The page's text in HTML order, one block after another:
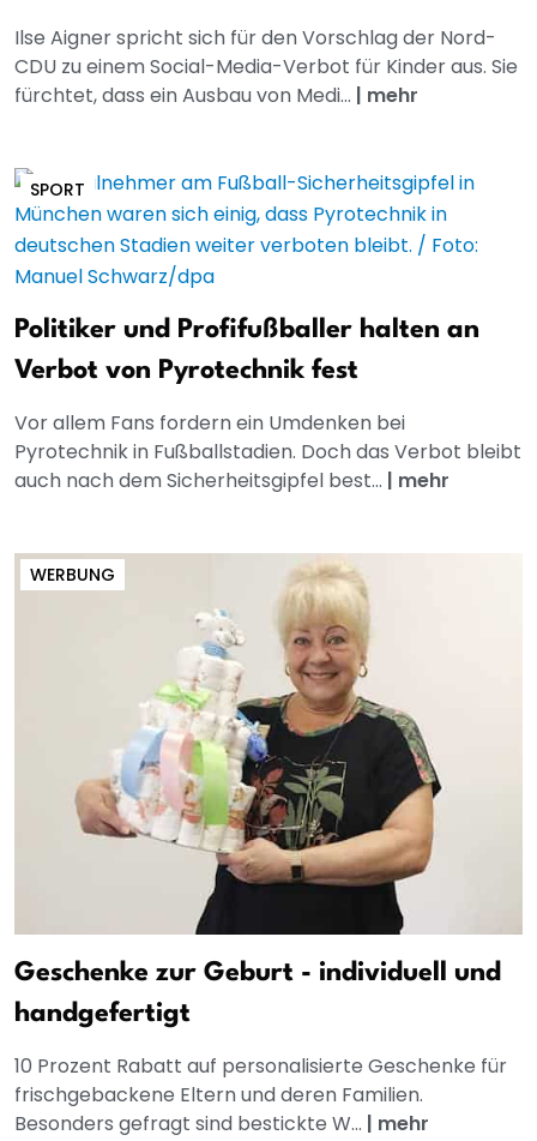
Ilse Aigner spricht sich für den Vorschlag der Nord-
CDU zu einem Social-Media-Verbot für Kinder aus. Sie
fürchtet, dass ein Ausbau von Medi... | mehr
SPORT
Politiker und Profifußballer halten an
Verbot von Pyrotechnik fest
Vor allem Fans fordern ein Umdenken bei
Pyrotechnik in Fußballstadien. Doch das Verbot bleibt
auch nach dem Sicherheitsgipfel best... | mehr
WERBUNG
Geschenke zur Geburt - individuell und
handgefertigt
10 Prozent Rabatt auf personalisierte Geschenke für
frischgebackene Eltern und deren Familien.
Besonders gefragt sind bestickte W... | mehr